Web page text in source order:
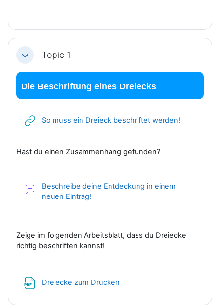
Einklappen
Topic 1
Die Beschriftung eines Dreiecks
So muss ein Dreieck beschriftet werden!
Hast du einen Zusammenhang gefunden?
Beschreibe deine Entdeckung in einem
neuen Eintrag!
Zeige im folgenden Arbeitsblatt, dass du Dreiecke
richtig beschriften kannst!
Dreiecke zum Drucken